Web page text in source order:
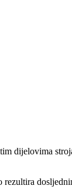
dijelovima